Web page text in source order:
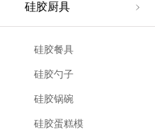
硅胶厨具
硅胶餐具
硅胶勺子
硅胶锅碗
硅胶蛋糕模